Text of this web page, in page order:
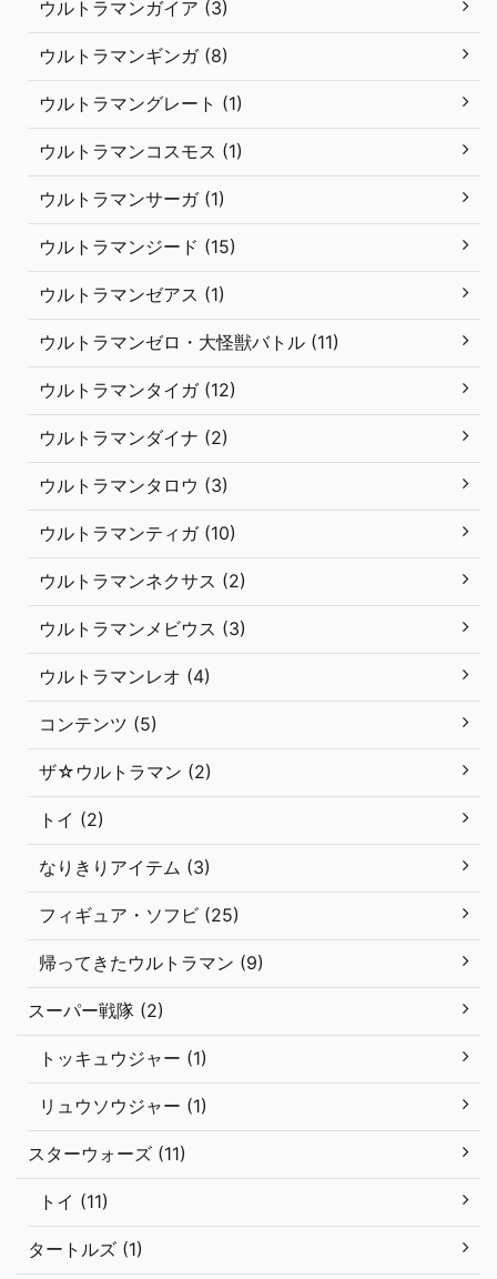
ウルトラマンガイア (3)
ウルトラマンギンガ (8)
ウルトラマングレート (1)
ウルトラマンコスモス (1)
ウルトラマンサーガ (1)
ウルトラマンジード (15)
ウルトラマンゼアス (1)
ウルトラマンゼロ・大怪獣バトル (11)
ウルトラマンタイガ (12)
ウルトラマンダイナ (2)
ウルトラマンタロウ (3)
ウルトラマンティガ (10)
ウルトラマンネクサス (2)
ウルトラマンメビウス (3)
ウルトラマンレオ (4)
コンテンツ (5)
ザ☆ウルトラマン (2)
トイ (2)
なりきりアイテム (3)
フィギュア・ソフビ (25)
帰ってきたウルトラマン (9)
スーパー戦隊 (2)
トッキュウジャー (1)
リュウソウジャー (1)
スターウォーズ (11)
トイ (11)
タートルズ (1)